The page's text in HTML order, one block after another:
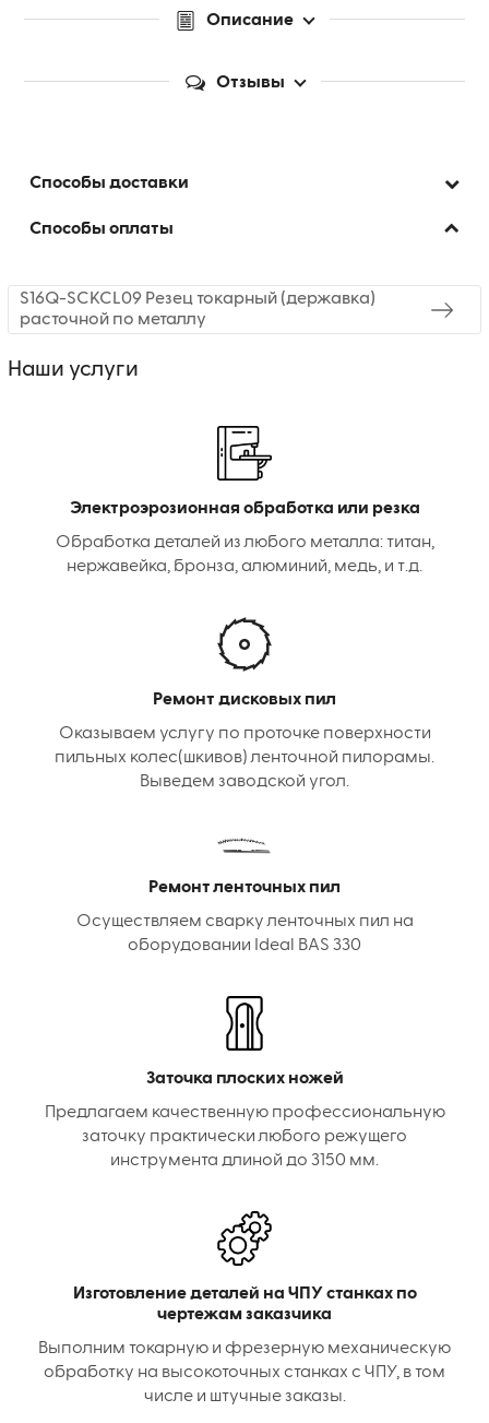
Описание
Отзывы
Способы доставки
Способы оплаты
S16Q-SCKCL09 Резец токарный (державка)
расточной по металлу
Наши услуги
Электроэрозионная обработка или резка
Обработка деталей из любого металла: титан,
нержавейка, бронза, алюминий, медь, и т.д.
Ремонт дисковых пил
Оказываем услугу по проточке поверхности
пильных колес(шкивов) ленточной пилорамы.
Выведем заводской угол.
Ремонт ленточных пил
Осуществляем сварку ленточных пил на
оборудовании Ideal BAS 330
Заточка плоских ножей
Предлагаем качественную профессиональную
заточку практически любого режущего
инструмента длиной до 3150 мм.
Изготовление деталей на ЧПУ станках по
чертежам заказчика
Выполним токарную и фрезерную механическую
обработку на высокоточных станках с ЧПУ, в том
числе и штучные заказы.